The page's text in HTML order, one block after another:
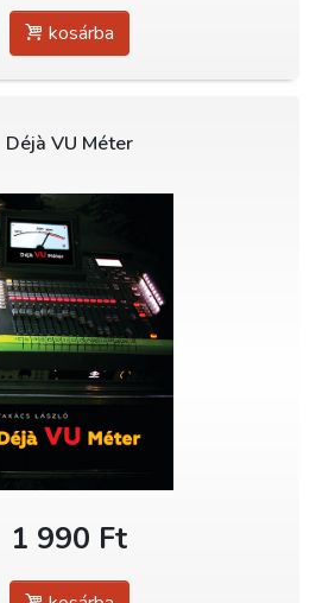
kosárba
Déjà VU Méter
1 990 Ft